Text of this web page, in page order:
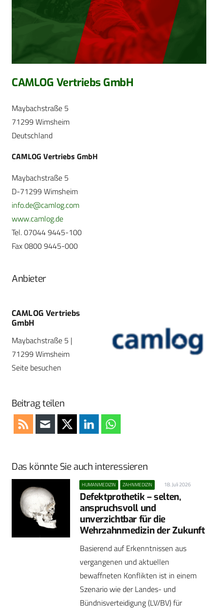
CAMLOG Vertriebs GmbH
Maybachstraße 5
71299 Wimsheim
Deutschland
CAMLOG Vertriebs GmbH
Maybachstraße 5
D-71299 Wimsheim
info.de@camlog.com
www.camlog.de
Tel. 07044 9445-100
Fax 0800 9445-000
Anbieter
CAMLOG Vertriebs
GmbH
Maybachstraße 5 |
71299 Wimsheim
Seite besuchen
Beitrag teilen
Das könnte Sie auch interessieren
HUMANMEDIZIN ZAHNMEDIZIN 18. Juli 2026
Defektprothetik – selten,
anspruchsvoll und
unverzichtbar für die
Wehrzahnmedizin der Zukunft
Basierend auf Erkenntnissen aus
vergangenen und aktuellen
bewaffneten Konflikten ist in einem
Szenario wie der Landes- und
Bündnisverteidigung (LV/BV) für